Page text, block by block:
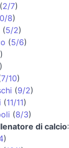
(2/7)
8)
(5/2)
(5/6)
)
)
7/10)
(9/2)
(11/11)
(8/3)
di calcio:
)